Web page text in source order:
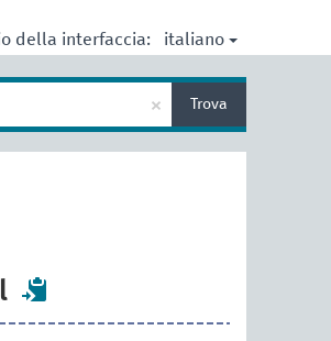
della interfaccia: italiano
× Trova